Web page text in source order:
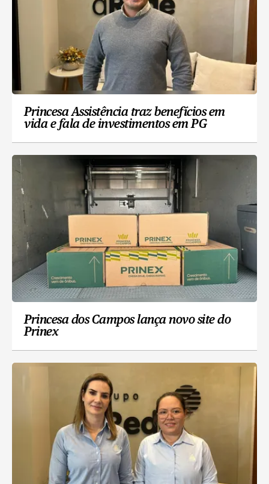
Princesa Assistência traz benefícios em
vida e fala de investimentos em PG
Princesa dos Campos lança novo site do
Prinex